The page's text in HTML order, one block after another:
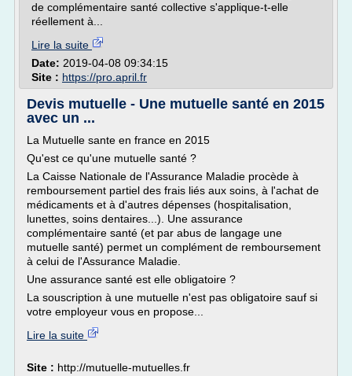
de complémentaire santé collective s'applique-t-elle
réellement à...
Lire la suite
Date: 2019-04-08 09:34:15
Site : https://pro.april.fr
Devis mutuelle - Une mutuelle santé en 2015
avec un ...
La Mutuelle sante en france en 2015
Qu'est ce qu'une mutuelle santé ?
La Caisse Nationale de l'Assurance Maladie procède à
remboursement partiel des frais liés aux soins, à l'achat de
médicaments et à d'autres dépenses (hospitalisation,
lunettes, soins dentaires...). Une assurance
complémentaire santé (et par abus de langage une
mutuelle santé) permet un complément de remboursement
à celui de l'Assurance Maladie.
Une assurance santé est elle obligatoire ?
La souscription à une mutuelle n'est pas obligatoire sauf si
votre employeur vous en propose...
Lire la suite
Site : http://mutuelle-mutuelles.fr